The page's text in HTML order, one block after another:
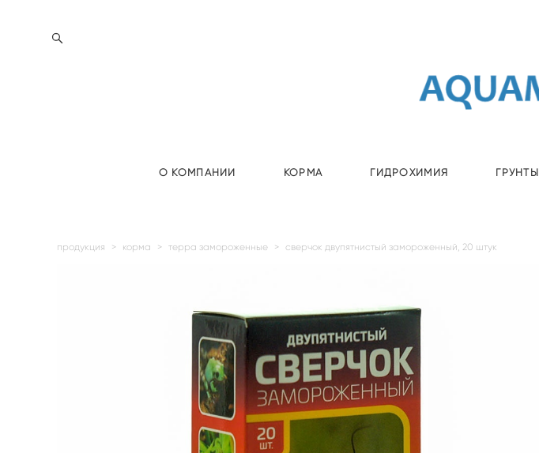
О КОМПАНИИ КОРМА ГИДРОХИМИЯ ГРУНТЫ
продукция > корма > терра замороженные > сверчок двупятнистый замороженный, 20 штук